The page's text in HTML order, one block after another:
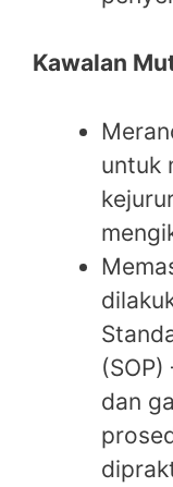
Kawalan
untuk
dan